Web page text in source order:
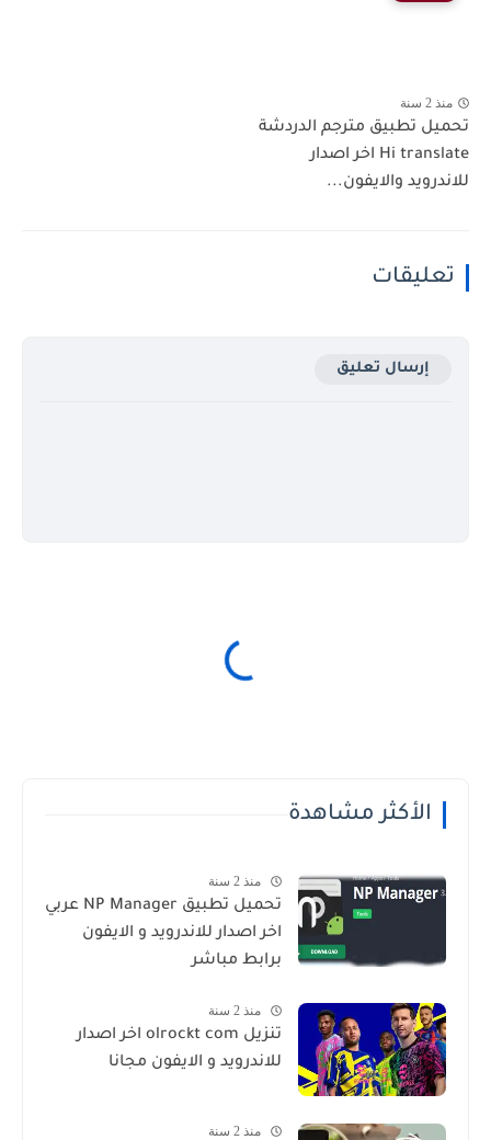
منذ 2 سنة
تحميل تطبيق مترجم الدردشة
Hi translate اخر اصدار
للاندرويد والايفون...
تعليقات
إرسال تعليق
الأكثر مشاهدة
منذ 2 سنة
تحميل تطبيق NP Manager عربي
اخر اصدار للاندرويد و الايفون
برابط مباشر
منذ 2 سنة
تنزيل olrockt com اخر اصدار
للاندرويد و الايفون مجانا
منذ 2 سنة